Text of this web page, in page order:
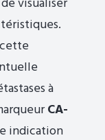
à
CA-
indication